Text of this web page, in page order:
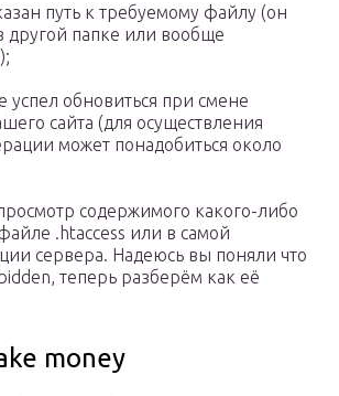
путь к требуемому файлу (он
другой папке или вообще
успел обновиться при смене
сайта (для осуществления
может понадобиться около
содержимого какого-либо
.htaccess или в самой
сервера. Надеюсь вы поняли что
теперь разберём как её
money